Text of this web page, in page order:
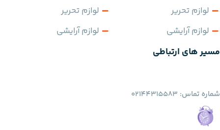
لوازم تحریر
لوازم آرایشی
لوازم تحریر
لوازم آرایشی
مسیر های ارتباطی
شماره تماس: 02144315583